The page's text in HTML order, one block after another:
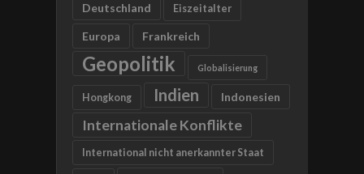
Deutschland Eiszeitalter
Europa Frankreich
Geopolitik Globalisierung
Hongkong Indien Indonesien
Internationale Konflikte
International nicht anerkannter Staat